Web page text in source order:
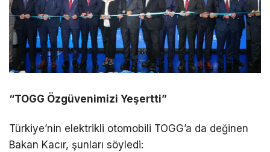
“TOGG Özgüvenimizi Yeşertti”
Türkiye’nin elektrikli otomobili TOGG’a da değinen
Bakan Kacır, şunları söyledi: